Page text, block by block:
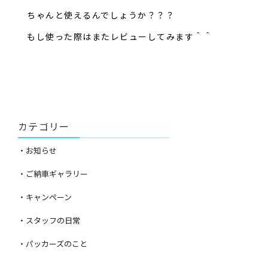
ちゃんと使えるんでしょうか？？？
もし使った際はまたレビューしてみます＾＾
カテゴリー
・お知らせ
・ご納車ギャラリー
・キャンペーン
・スタッフの日常
・パッカーズのこと